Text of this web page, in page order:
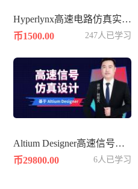
Hyperlynx高速电路仿真实战知识
币1500.00
247人已学习
Altium Designer高速信号仿真设计
币29800.00
6人已学习